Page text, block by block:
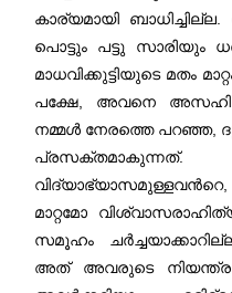
കാര്യമായി
പൊട്ടും പട്ടു സാരിയും
മാധവിക്കുട്ടിയുടെ മതം
പക്ഷേ, അവനെ
നമ്മൾ നേരത്തെ
മാറ്റമോ
സമൂഹം
അത് അവരുടെ